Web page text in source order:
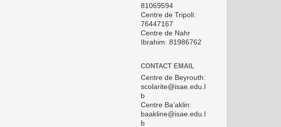
81069594
Centre de Tripoli:
76447167
Centre de Nahr
Ibrahim: 81986762
CONTACT EMAIL
Centre de Beyrouth:
scolarite@isae.edu.l
b
Centre Ba’aklin:
baakline@isae.edu.l
b